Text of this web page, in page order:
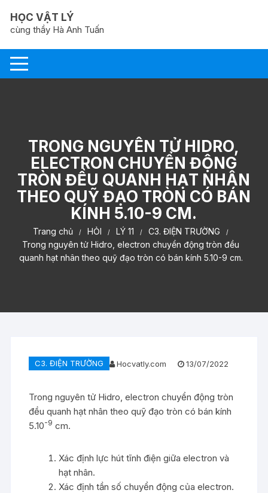
nội
dung
HỌC VẬT LÝ
cùng thầy Hà Anh Tuấn
TRONG NGUYÊN TỬ HIDRO,
ELECTRON CHUYỂN ĐỘNG
TRÒN ĐỀU QUANH HẠT NHÂN
THEO QUỸ ĐẠO TRÒN CÓ BÁN
KÍNH 5.10-9 CM.
Trang chủ HỎI LÝ 11
C3. ĐIỆN TRƯỜNG
Trong nguyên tử Hidro, electron chuyển động tròn đều
quanh hạt nhân theo quỹ đạo tròn có bán kính 5.10-9 cm.
C3. ĐIỆN TRƯỜNG Hocvatly.com 13/07/2022
Trong nguyên tử Hidro, electron chuyển động tròn
đều quanh hạt nhân theo quỹ đạo tròn có bán kính
5.10-9 cm.
Xác định lực hút tĩnh điện giữa electron và
hạt nhân.
Xác định tần số chuyển động của electron.